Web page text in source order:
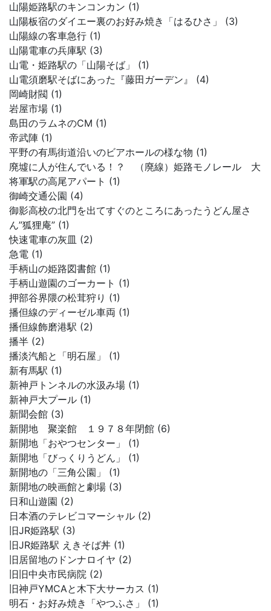
山陽姫路駅のキンコンカン (1)
山陽板宿のダイエー裏のお好み焼き「はるひさ」 (3)
山陽線の客車急行 (1)
山陽電車の兵庫駅 (3)
山電・姫路駅の「山陽そば」 (1)
山電須磨駅そばにあった『藤田ガーデン』 (4)
岡崎財閥 (1)
岩屋市場 (1)
島田のラムネのCM (1)
帝武陣 (1)
平野の有馬街道沿いのビアホールの様な物 (1)
廃墟に人が住んでいる！？ （廃線）姫路モノレール 大
将軍駅の高尾アパート (1)
御崎交通公園 (4)
御影高校の北門を出てすぐのところにあったうどん屋さ
ん”狐狸庵” (1)
快速電車の灰皿 (2)
急電 (1)
手柄山の姫路図書館 (1)
手柄山遊園のゴーカート (1)
押部谷界隈の松茸狩り (1)
播但線のディーゼル車両 (1)
播但線飾磨港駅 (2)
播半 (2)
播淡汽船と「明石屋」 (1)
新有馬駅 (1)
新神戸トンネルの水汲み場 (1)
新神戸大プール (1)
新聞会館 (3)
新開地 聚楽館 １９７８年閉館 (6)
新開地「おやつセンター」 (1)
新開地「びっくりうどん」 (1)
新開地の「三角公園」 (1)
新開地の映画館と劇場 (3)
日和山遊園 (2)
日本酒のテレビコマーシャル (2)
旧JR姫路駅 (3)
旧JR姫路駅 えきそば丼 (1)
旧居留地のドンナロイヤ (2)
旧旧中央市民病院 (2)
旧神戸YMCAと木下大サーカス (1)
明石・お好み焼き「やつふさ」 (1)